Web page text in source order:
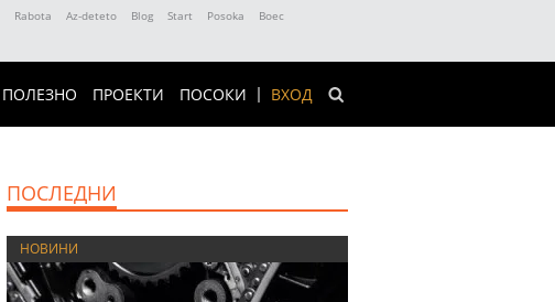
Rabota Az-deteto Blog Start Posoka
Boec
ВХОД
ПОЛЕЗНО ПРОЕКТИ ПОСОКИ
ПОСЛЕДНИ
НОВИНИ